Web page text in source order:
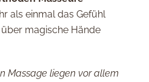
als einmal das Gefühl
magische Hände
Massage liegen vor allem